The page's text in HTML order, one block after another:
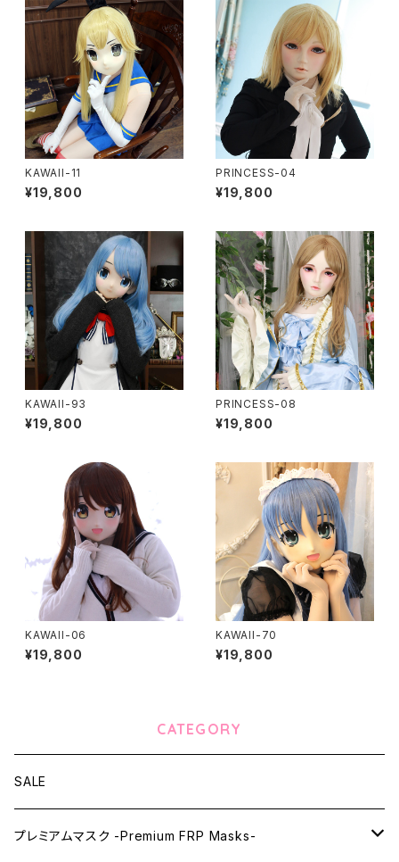
KAWAII-11
¥19,800
PRINCESS-04
¥19,800
KAWAII-93
¥19,800
PRINCESS-08
¥19,800
KAWAII-06
¥19,800
KAWAII-70
¥19,800
CATEGORY
SALE
プレミアムマスク -Premium FRP Masks-